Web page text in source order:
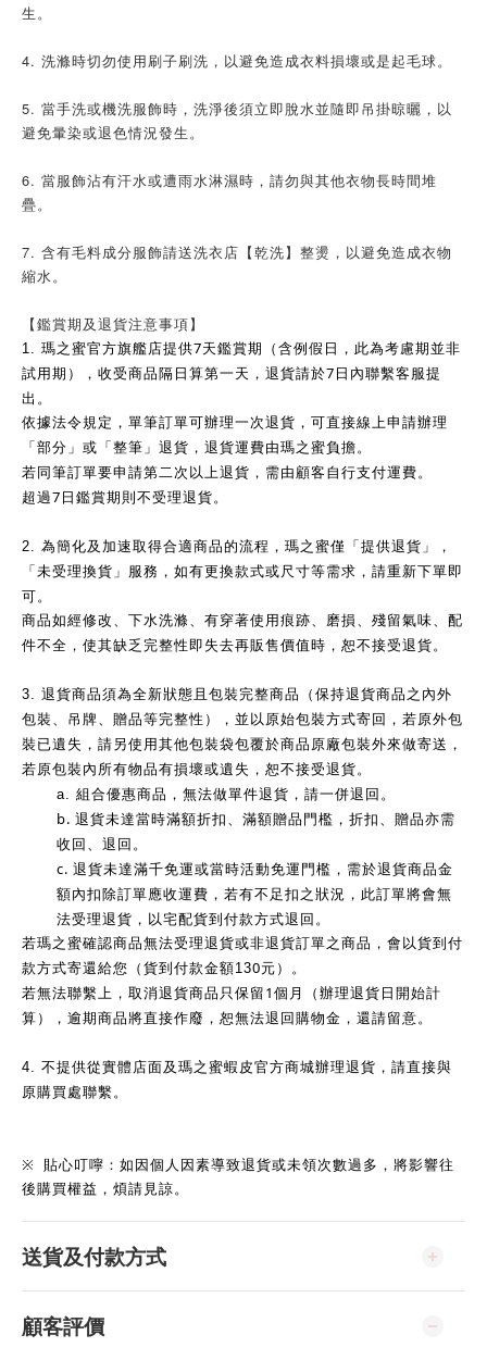
生。
4. 洗滌時切勿使用刷子刷洗，以避免造成衣料損壞或是起毛球。
5. 當手洗或機洗服飾時，洗淨後須立即脫水並隨即吊掛晾曬，以
避免暈染或退色情況發生。
6. 當服飾沾有汗水或遭雨水淋濕時，請勿與其他衣物長時間堆
疊。
7. 含有毛料成分服飾請送洗衣店【乾洗】整燙，以避免造成衣物
縮水。
【鑑賞期及退貨注意事項】
1. 瑪之蜜官方旗艦店提供7天鑑賞期（含例假日，此為考慮期並非
試用期），收受商品隔日算第一天，退貨請於7 日內聯繫客服提
出。
依據法令規定，單筆訂單可辦理一次退貨，可直接線上申請辦理
「部分」或「整筆」退貨，退貨運費由瑪之蜜負擔。
若同筆訂單要申請第二次以上退貨，需由顧客自行支付運費。
超過7 日鑑賞期則不受理退貨。
2. 為簡化及加速取得合適商品的流程，瑪之蜜僅「提供退貨」，
「未受理換貨」服務，如有更換款式或尺寸等需求，請重新下單即
可。
商品如經修改、下水洗滌、有穿著使用痕跡、磨損、殘留氣味、配
件不全，使其缺乏完整性即失去再販售價值時，恕不接受退貨。
3. 退貨商品須為全新狀態且包裝完整商品（保持退貨商品之內外
包裝、吊牌、贈品等完整性），並以原始包裝方式寄回，若原外包
裝已遺失，請另使用其他包裝袋包覆於商品原廠包裝外來做寄送，
若原包裝內所有物品有損壞或遺失，恕不接受退貨。
a. 組合優惠商品，無法做單件退貨，請一併退回。
b. 退貨未達當時滿額折扣、滿額贈品門檻，折扣、贈品亦需
收回、退回。
c. 退貨未達滿千免運或當時活動免運門檻，需於退貨商品金
額內扣除訂單應收運費，若有不足扣之狀況，此訂單將會無
法受理退貨，以宅配貨到付款方式退回。
若瑪之蜜確認商品無法受理退貨或非退貨訂單之商品，會以貨到付
款方式寄還給您（貨到付款金額130元）。
若無法聯繫上，取消退貨商品只保留 1 個月（辦理退貨日開始計
算），逾期商品將直接作廢，恕無法退回購物金，還請留意。
4. 不提供從實體店面及瑪之蜜蝦皮官方商城辦理退貨，請直接與
原購買處聯繫。
※
貼心叮嚀：如因個人因素導致退貨或未領次數過多，將影響往
後購買權益，煩請見諒。
送貨及付款方式
顧客評價